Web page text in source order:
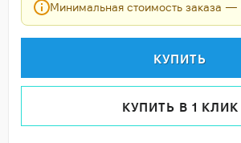
Минимальная стоимость заказа —
КУПИТЬ
КУПИТЬ В 1 КЛИК